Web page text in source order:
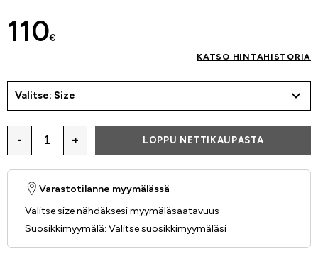
110€
KATSO HINTAHISTORIA
Valitse: Size
- + LOPPU NETTIKAUPASTA
Varastotilanne myymälässä
Valitse size nähdäksesi myymäläsaatavuus
Suosikkimyymälä: Valitse suosikkimyymäläsi